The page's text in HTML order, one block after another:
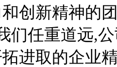
创新精神的
们任重道远,
进取的企业